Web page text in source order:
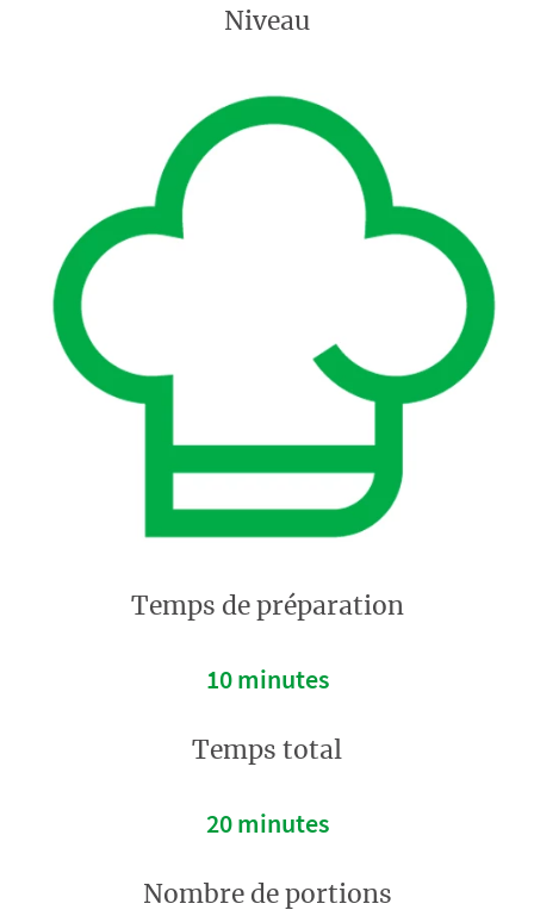
Niveau
Temps de préparation
10 minutes
Temps total
20 minutes
Nombre de portions